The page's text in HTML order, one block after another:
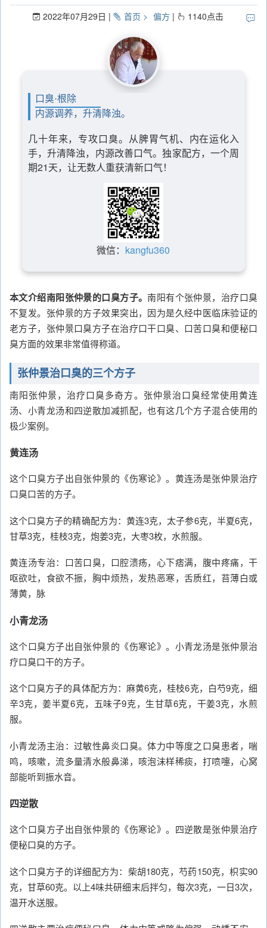
2022年07月29日 首页 偏方 1140点击
口臭·根除
内源调养，升清降浊。
几十年来，专攻口臭。从脾胃气机、内在运化入
手，升清降浊，内源改善口气。独家配方，一个周
期21天，让无数人重获清新口气！
微信： kangfu360
本文介绍南阳张仲景的口臭方子。 南阳有个张仲景，治疗口臭
不复发。张仲景的方子效果突出，因为是久经中医临床验证的
老方子，张仲景口臭方子在治疗口干口臭、口苦口臭和便秘口
臭方面的效果非常值得称道。
张仲景治口臭的三个方子
南阳张仲景，治疗口臭多奇方。张仲景治口臭经常使用黄连
汤、小青龙汤和四逆散加减抓配，也有这几个方子混合使用的
极少案例。
黄连汤
这个口臭方子出自张仲景的《伤寒论》。黄连汤是张仲景治疗
口臭口苦的方子。
这个口臭方子的精确配方为：黄连3克，太子参6克，半夏6克，
甘草3克，桂枝3克，炮姜3克，大枣3枚，水煎服。
黄连汤专治：口苦口臭，口腔溃疡，心下痞满，腹中疼痛，干
呕欲吐，食欲不振，胸中烦热，发热恶寒，舌质红，苔薄白或
薄黄，脉
小青龙汤
这个口臭方子出自张仲景的《伤寒论》。小青龙汤是张仲景治
疗口臭口干的方子。
这个口臭方子的具体配方为：麻黄6克，桂枝6克，白芍9克，细
辛3克，姜半夏6克，五味子9克，生甘草6克，干姜3克，水煎
服。
小青龙汤主治：过敏性鼻炎口臭。体力中等度之口臭患者，喘
鸣，咳嗽，流多量清水般鼻涕，咳泡沫样稀痰，打喷嚏，心窝
部能听到振水音。
四逆散
这个口臭方子出自张仲景的《伤寒论》。四逆散是张仲景治疗
便秘口臭的方子。
这个口臭方子的详细配方为：柴胡180克，芍药150克，枳实90
克，甘草60克。以上4味共研细末后拌匀，每次3克，一日3次，
温开水送服。